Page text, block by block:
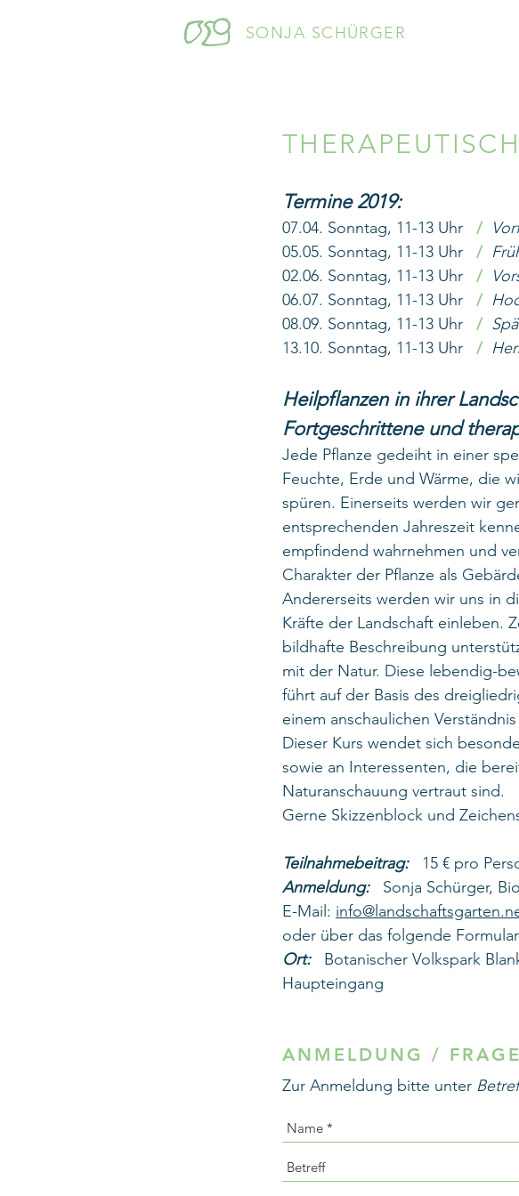
SONJA SCHÜRGER
Termine 2019:
07.04. Sonntag, 11-13 Uhr /
05.05. Sonntag, 11-13 Uhr
/
02.06. Sonntag, 11-13 Uhr
/
06.07. Sonntag, 11-13 Uhr
/
08.09. Sonntag, 11-13 Uhr
/
13.10. Sonntag, 11-13 Uhr
/
Heilpflanzen in ihrer
Fortgeschrittene und
Jede Pflanze gedeiht in einer
Feuchte, Erde und Wärme, die
spüren. Einerseits werden wir
entsprechenden Jahreszeit
empfindend wahrnehmen und
Charakter der Pflanze als
Andererseits werden wir uns in
Kräfte der Landschaft einleben.
bildhafte Beschreibung
mit der Natur. Diese lebendig-
führt auf der Basis des
einem anschaulichen
Dieser Kurs wendet sich
sowie an Interessenten, die
Naturanschauung vertraut sind.
Gerne Skizzenblock und
Teilnahmebeitrag:15 € pro
Anmeldung:Sonja Schürger,
E-Mail:
oder über das folgende Formular
Ort:Botanischer Volkspark
Haupteingang
ANMELDUNG /
Zur Anmeldung bitte unter